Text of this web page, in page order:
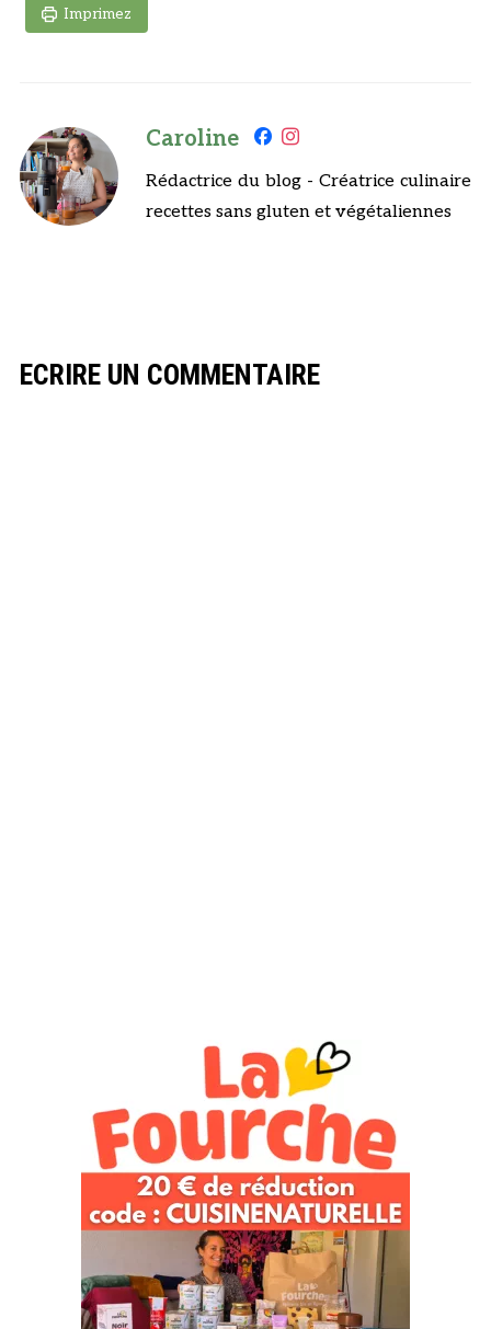
Imprimez
Caroline
Rédactrice du blog - Créatrice culinaire
recettes sans gluten et végétaliennes
ECRIRE UN COMMENTAIRE